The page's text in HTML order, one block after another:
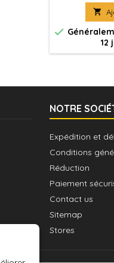


12
NOTRE
Expédition et
Conditions
Réduction
Paiement
Contact us
Sitemap
Stores